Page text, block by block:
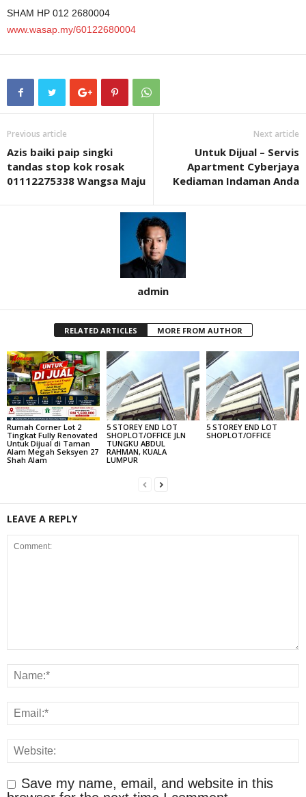
SHAM HP 012 2680004
www.wasap.my/60122680004
Previous article
Azis baiki paip singki
tandas stop kok rosak
01112275338 Wangsa Maju
Next article
Untuk Dijual – Servis
Apartment Cyberjaya
Kediaman Indaman Anda
admin
RELATED ARTICLES MORE FROM AUTHOR
Rumah Corner Lot 2
Tingkat Fully Renovated
Untuk Dijual di Taman
Alam Megah Seksyen 27
Shah Alam
5 STOREY END LOT
SHOPLOT/OFFICE JLN
TUNGKU ABDUL
RAHMAN, KUALA
LUMPUR
5 STOREY END LOT
SHOPLOT/OFFICE
LEAVE A REPLY
Save my name, email, and website in this